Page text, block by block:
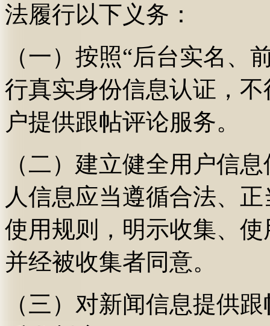
法履行以下义务：
（一）按照“后台实名、
行真实身份信息认证，
户提供跟帖评论服务。
（二）建立健全用户信
人信息应当遵循合法、
使用规则，明示收集、
并经被收集者同意。
（三）对新闻信息提供